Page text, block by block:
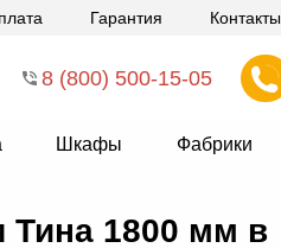
Гарантия Контакты
8 (800) 500-15-05
Шкафы Фабрики
Тина 1800 мм в